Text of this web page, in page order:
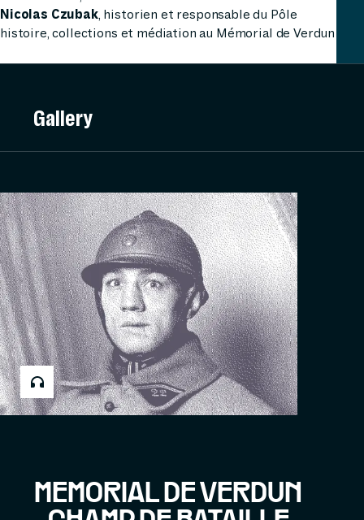
Nicolas Czubak, historien et responsable du Pôle
histoire, collections et médiation au Mémorial de Verdun
Gallery
MÉMORIAL DE VERDUN